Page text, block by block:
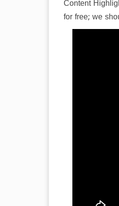
Content
for free; we